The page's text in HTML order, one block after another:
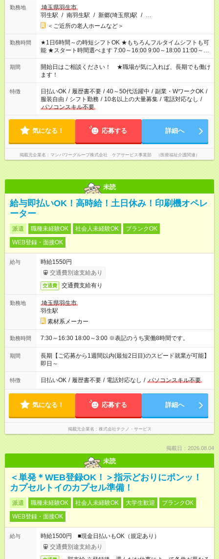
勤務地
埼玉県羽生市
羽生駅 / 南羽生駅 / 新郷(埼玉県)駅 / …
＜ご近所の老人ホームなど＞
勤務時間
★1日6時間～の時短シフトOK ★もちろんフルタイムシフトも可
能 ★スタート時間選べます 7:00～16:00 9:00～18:00 11:00～
20:00 など 残業なし！ ※Wワークの場合、他のお仕事と合わせ
週40時間超の就業はご案内できません ※法令に基づき、週20時
間以上勤務は社会保険への加入対象となります ※労働者派遣法
（日雇い派遣の原則禁止）により、短時間・短期間の就業はご
案内が難しい場合があります
期間
開始日はご相談ください！ ★職場が気に入れば、長期でも働け
ます！
特徴 日払いOK / 履歴書不要 / 40～50代活躍中 / 副業・WワークOK /
服装自由 / シフト勤務 / 10名以上の大量募集 / 電話対応なし /
パソコンスキル不要
気になる！ 応募する 詳細へ
掲載元企業名 マンパワーグループ株式会社 ケアサービス事業部 （医療福祉介護関連）
未読
給与即払いOK！高時給！土日休み！印刷機オペレ
ーター
派遣 職種未経験OK 社会人未経験OK
ブランクOK
WEB登録・面接OK
給与
時給1550円
交通費別途支給あり
交通費 交通費支給有り
勤務地
埼玉県羽生市
羽生駅
素材系メーカー
勤務時間 7:30～16:30 18:00～3:00 ※表記のうち実働8時間です。
期間
長期【ご応募から1週間以内(最短2日目)のスピード就業が可能】
即日～
特徴 日払いOK / 履歴書不要 / 電話対応なし / パソコンスキル不要
気になる！ 応募する 詳細へ
掲載元企業名 株式会社テクノ・サービス
掲載日：2026.08.04
未読
＜単発＊WEB登録OK！＞指示どおりにポンッ！
カプセルトイのカプセル準備！
派遣 職種未経験OK 社会人未経験OK 大学生歓迎
ブランクOK
WEB登録・面接OK
給与
時給1500円 ■現金日払いもOK（規定あり）
交通費別途支給あり